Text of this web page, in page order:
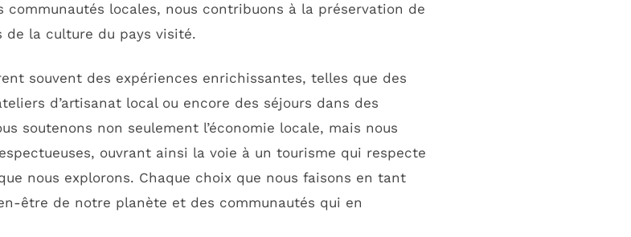
locales, nous contribuons à la préservation de
de la culture du pays visité.
souvent des expériences enrichissantes, telles que des
d’artisanat local ou encore des séjours dans des
soutenons non seulement l’économie locale, mais nous
ouvrant ainsi la voie à un tourisme qui respecte
nous explorons. Chaque choix que nous faisons en tant
être de notre planète et des communautés qui en